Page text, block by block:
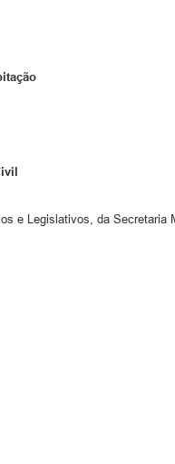
e Legislativos, da Secretaria